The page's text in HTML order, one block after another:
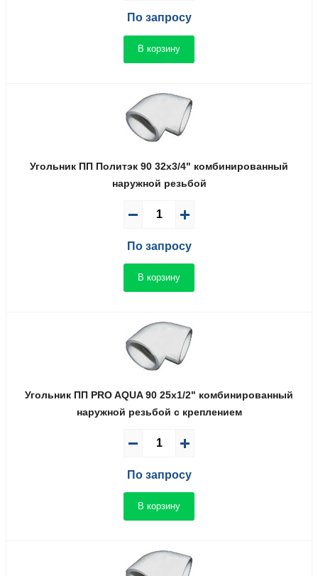
По запросу
В корзину
Угольник ПП Политэк 90 32x3/4" комбинированный
наружной резьбой
По запросу
В корзину
Угольник ПП PRO AQUA 90 25x1/2" комбинированный
наружной резьбой с креплением
По запросу
В корзину